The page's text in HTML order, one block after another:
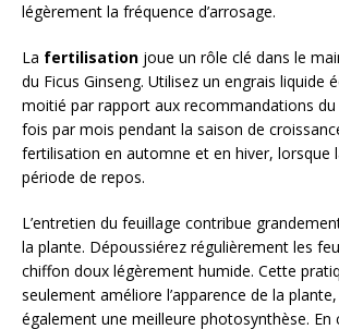
légèrement la fréquence d’arrosage.
La fertilisation joue un rôle clé dans le
du Ficus Ginseng. Utilisez un engrais liquide
moitié par rapport aux recommandations
fois par mois pendant la saison de
fertilisation en automne et en hiver, lorsque
période de repos.
L’entretien du feuillage contribue
la plante. Dépoussiérez régulièrement les
chiffon doux légèrement humide. Cette
seulement améliore l’apparence de la
également une meilleure photosynthèse. En